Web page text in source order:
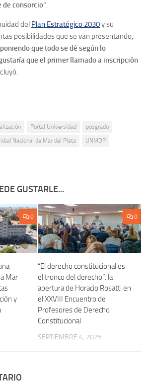
de consorcio“.
del Plan Estratégico 2030y su
posibilidades que se van presentando,
que todo se dé según lo
que el primer llamado a inscripción
Portal Universidad
posgrado
Nacional de Mar del Plata
UNMDP
GUSTARLE...
0
Mar
y
0
“El derecho constitucional es
el tronco del derecho”: la
apertura de Horacio Rosatti en
el XXVIII Encuentro de
Profesores de Derecho
Constitucional
SEPTIEMBRE 4, 2025